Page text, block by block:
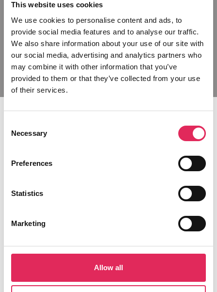
This website uses cookies
We use cookies to personalise content and ads, to
provide social media features and to analyse our traffic.
We also share information about your use of our site with
our social media, advertising and analytics partners who
may combine it with other information that you’ve
provided to them or that they’ve collected from your use
of their services.
Selection
Necessary
Preferences
Statistics
Marketing
Allow all
FIND EN
MEDARBEJDER